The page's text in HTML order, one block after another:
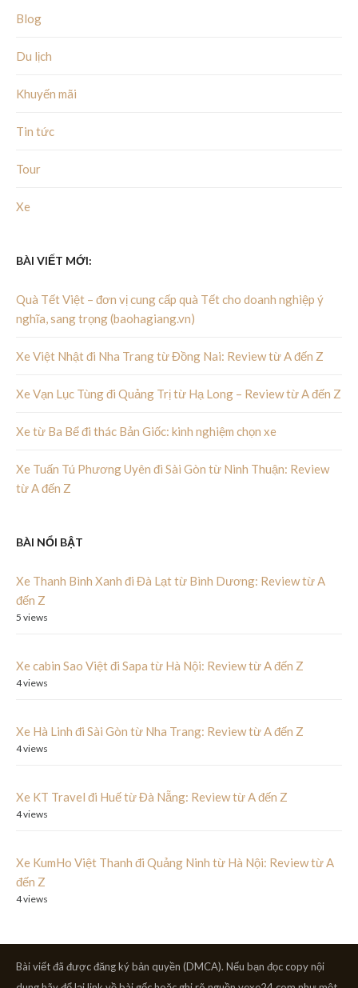
Blog
Du lịch
Khuyến mãi
Tin tức
Tour
Xe
BÀI VIẾT MỚI:
Quà Tết Việt – đơn vị cung cấp quà Tết cho doanh nghiệp ý
nghĩa, sang trọng (baohagiang.vn)
Xe Việt Nhật đi Nha Trang từ Đồng Nai: Review từ A đến Z
Xe Vạn Lục Tùng đi Quảng Trị từ Hạ Long – Review từ A đến Z
Xe từ Ba Bể đi thác Bản Giốc: kinh nghiệm chọn xe
Xe Tuấn Tú Phương Uyên đi Sài Gòn từ Ninh Thuận: Review
từ A đến Z
BÀI NỔI BẬT
Xe Thanh Bình Xanh đi Đà Lạt từ Bình Dương: Review từ A
đến Z
5 views
Xe cabin Sao Việt đi Sapa từ Hà Nội: Review từ A đến Z
4 views
Xe Hà Linh đi Sài Gòn từ Nha Trang: Review từ A đến Z
4 views
Xe KT Travel đi Huế từ Đà Nẵng: Review từ A đến Z
4 views
Xe KumHo Việt Thanh đi Quảng Ninh từ Hà Nội: Review từ A
đến Z
4 views
Bài viết đã được đăng ký bản quyền (DMCA). Nếu bạn đọc copy nội